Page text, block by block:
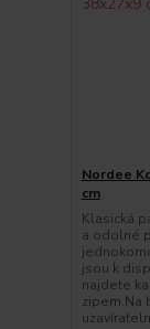
Nordee
cm
Klasická
a odolné
jsou k
najdete
zipem.Na